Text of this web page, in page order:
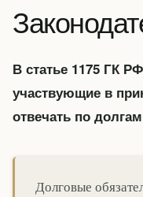
В статье 1175 ГК
участвующие в
отвечать по
Долговые